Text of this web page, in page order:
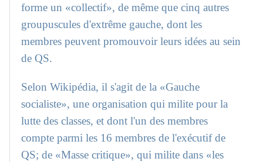
forme un «collectif», de même que cinq autres
groupuscules d'extrême gauche, dont les
membres peuvent promouvoir leurs idées au sein
de QS.
Selon Wikipédia, il s'agit de la «Gauche
socialiste», une organisation qui milite pour la
lutte des classes, et dont l'un des membres
compte parmi les 16 membres de l'exécutif de
QS; de «Masse critique», qui milite dans «les